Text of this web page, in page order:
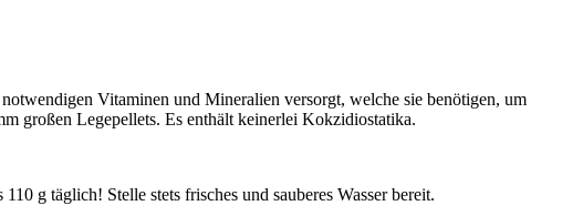
Vitaminen und Mineralien versorgt, welche sie benötigen, um
großen Legepellets. Es enthält keinerlei Kokzidiostatika.
g täglich! Stelle stets frisches und sauberes Wasser bereit.